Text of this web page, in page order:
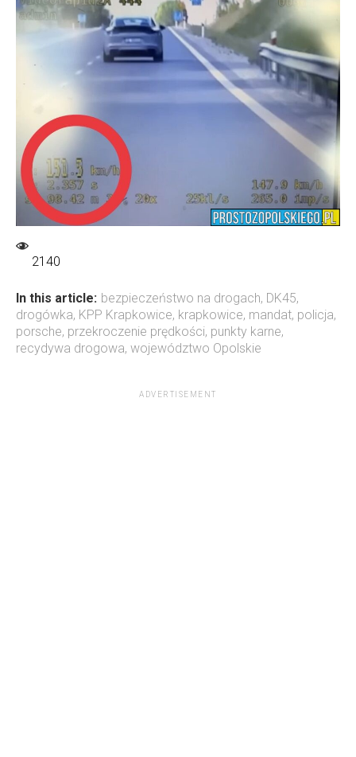
2140
In this article: bezpieczeństwo na drogach, DK45,
drogówka, KPP Krapkowice, krapkowice, mandat, policja,
porsche, przekroczenie prędkości, punkty karne,
recydywa drogowa, województwo Opolskie
ADVERTISEMENT